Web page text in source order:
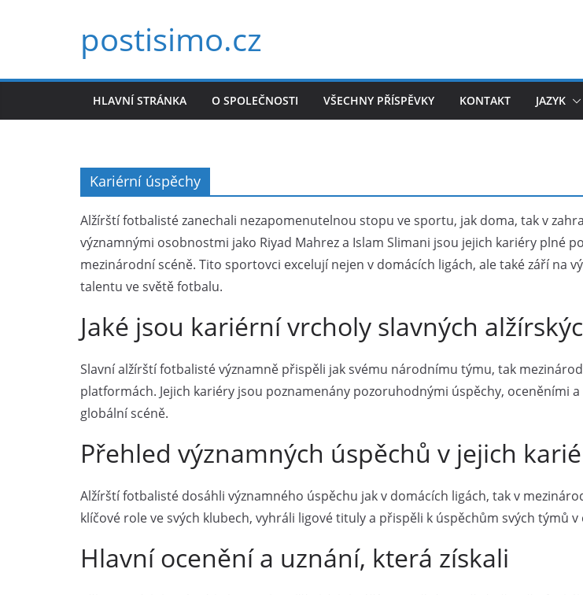
postisimo.cz
HLAVNÍ STRÁNKA O SPOLEČNOSTI VŠECHNY PŘÍSPĚVKY KONTAKT JAZYK
Kariérní úspěchy
Alžírští fotbalisté zanechali nezapomenutelnou stopu ve sportu, jak doma, tak v
významnými osobnostmi jako Riyad Mahrez a Islam Slimani jsou jejich kariéry plné
mezinárodní scéně. Tito sportovci excelují nejen v domácích ligách, ale také září na
talentu ve světě fotbalu.
Jaké jsou kariérní vrcholy slavných
Slavní alžírští fotbalisté významně přispěli jak svému národnímu týmu, tak
platformách. Jejich kariéry jsou poznamenány pozoruhodnými úspěchy, oceněními
globální scéně.
Přehled významných úspěchů v jejich
Alžírští fotbalisté dosáhli významného úspěchu jak v domácích ligách, tak v
klíčové role ve svých klubech, vyhráli ligové tituly a přispěli k úspěchům svých týmů
Hlavní ocenění a uznání, která získali